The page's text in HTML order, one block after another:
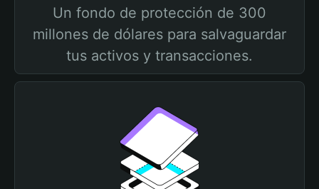
Un fondo de protección de 300
millones de dólares para salvaguardar
tus activos y transacciones.